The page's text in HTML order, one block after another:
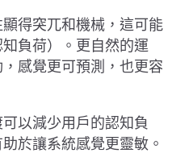
得突兀和機械，這可能
負荷）。更自然的運
感覺更可預測，也更容
以減少用戶的認知負
於讓系統感覺更靈敏。